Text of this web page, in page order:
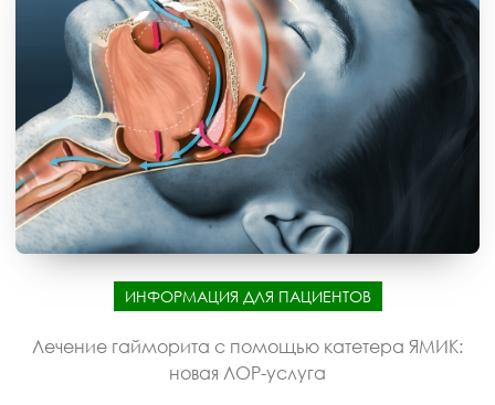
ИНФОРМАЦИЯ ДЛЯ ПАЦИЕНТОВ
Лечение гайморита с помощью катетера ЯМИК:
новая ЛОР-услуга